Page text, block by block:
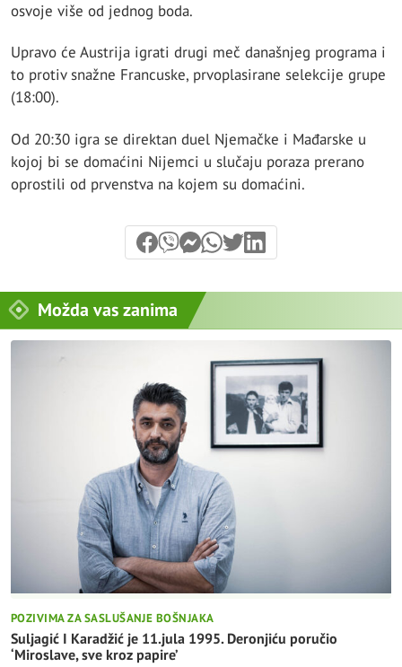
osvoje više od jednog boda.
Upravo će Austrija igrati drugi meč današnjeg programa i
to protiv snažne Francuske, prvoplasirane selekcije grupe
(18:00).
Od 20:30 igra se direktan duel Njemačke i Mađarske u
kojoj bi se domaćini Nijemci u slučaju poraza prerano
oprostili od prvenstva na kojem su domaćini.
Možda vas zanima
POZIVIMA ZA SASLUŠANJE BOŠNJAKA
Suljagić I Karadžić je 11.jula 1995. Deronjiću poručio
‘Miroslave, sve kroz papire’